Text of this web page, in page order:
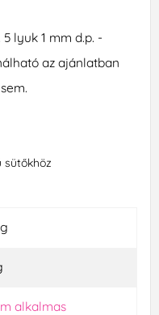
lyuk 1 mm d.p. -
az ajánlatban
sütőkhöz
alkalmas